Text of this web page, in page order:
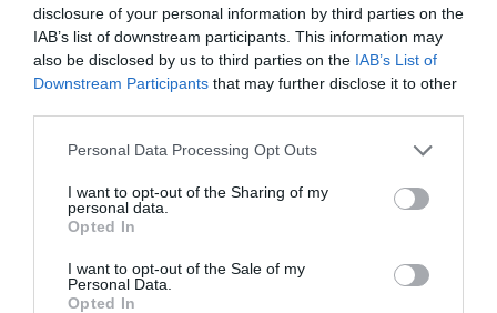
disclosure of your personal information by third parties on the
IAB’s list of downstream participants. This information may
also be disclosed by us to third parties on the IAB’s List of
Downstream Participants that may further disclose it to other
Please note that this website/app uses one or more Google
not limited to your visit or usage behaviour. You may click to
grant or deny consent to Google and its third-party tags to
use your data for below specified purposes in below Google
consent section.
Personal Data Processing Opt Outs
I want to opt-out of the Sharing of my
personal data.
Opted In
I want to opt-out of the Sale of my
Personal Data.
Opted In
ΠΙΝΓΚ ΠΟΝΓΚ ΑΝΔΡΩΝ